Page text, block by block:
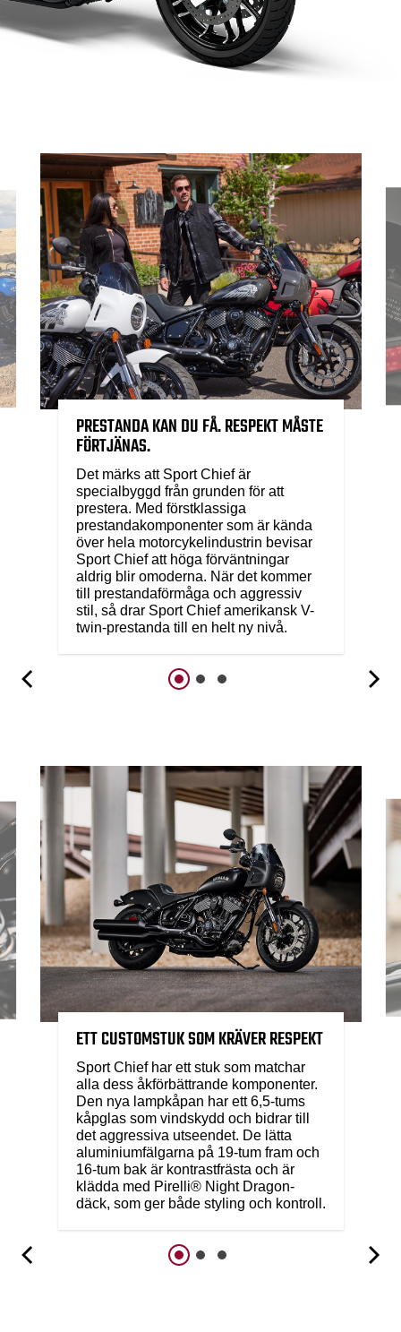
PRESTANDA KAN DU FÅ. RESPEKT MÅSTE
FÖRTJÄNAS.
Det märks att Sport Chief är
specialbyggd från grunden för att
prestera. Med förstklassiga
prestandakomponenter som är kända
över hela motorcykelindustrin bevisar
Sport Chief att höga förväntningar
aldrig blir omoderna. När det kommer
till prestandaförmåga och aggressiv
stil, så drar Sport Chief amerikansk V-
twin-prestanda till en helt ny nivå.
ETT CUSTOMSTUK SOM KRÄVER RESPEKT
Sport Chief har ett stuk som matchar
alla dess åkförbättrande komponenter.
Den nya lampkåpan har ett 6,5-tums
kåpglas som vindskydd och bidrar till
det aggressiva utseendet. De lätta
aluminiumfälgarna på 19-tum fram och
16-tum bak är kontrastfrästa och är
klädda med Pirelli® Night Dragon-
däck, som ger både styling och kontroll.